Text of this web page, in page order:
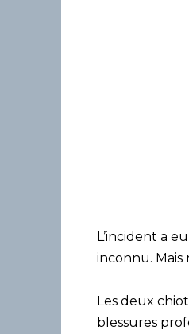
L’incident a
inconnu.
Les deux
blessures